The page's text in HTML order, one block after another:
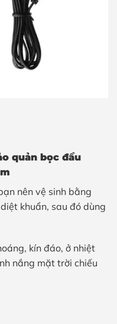
quản bọc đầu
nên vệ sinh bằng
khuẩn, sau đó dùng
kín đáo, ở nhiệt
nắng mặt trời chiếu